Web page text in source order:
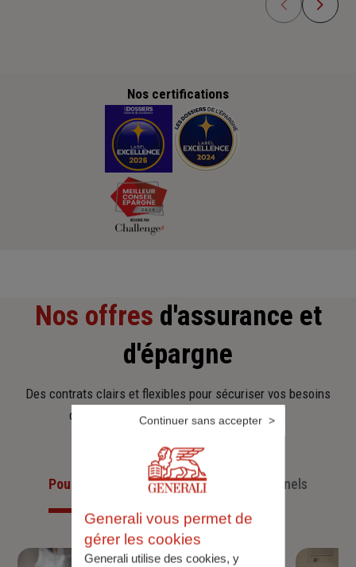
Nos certifications
Nos offres d'assurance et
d'épargne
Des contrats clairs et flexibles pour sécuriser vos besoins
d’aujourd’hui et anticiper ceux de demain.
Pour les particuliersPour les professionnels
Generali vous permet de
gérer les cookies
Generali utilise des cookies, y
Continuer sans accepter